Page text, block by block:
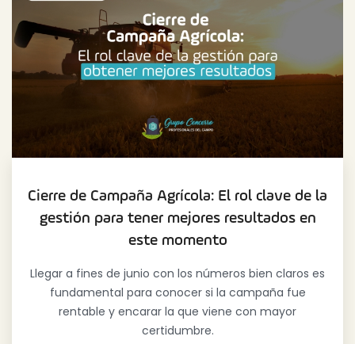
Cierre de Campaña Agrícola: El rol clave de la
gestión para tener mejores resultados en
este momento
Llegar a fines de junio con los números bien claros es
fundamental para conocer si la campaña fue
rentable y encarar la que viene con mayor
certidumbre.